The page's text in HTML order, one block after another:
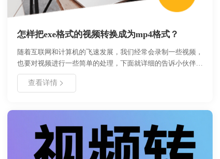
怎样把exe格式的视频转换成为mp4格式？
随着互联网和计算机的飞速发展，我们经常会录制一些视频，
也要对视频进行一些简单的处理，下面就详细的告诉小伙伴
们，怎样把exe格式的视频转换成为mp4格式？
查看详情